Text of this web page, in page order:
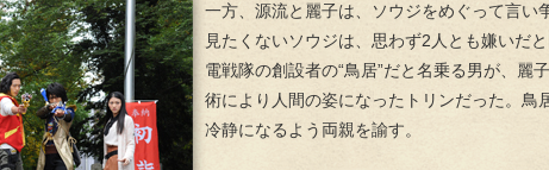
一方、源流と麗子は、ソウジをめぐって言い
見たくないソウジは、思わず2人とも嫌いだ
電戦隊の創設者の“鳥居”だと名乗る男が、麗
術により人間の姿になったトリンだった。鳥
冷静になるよう両親を諭す。